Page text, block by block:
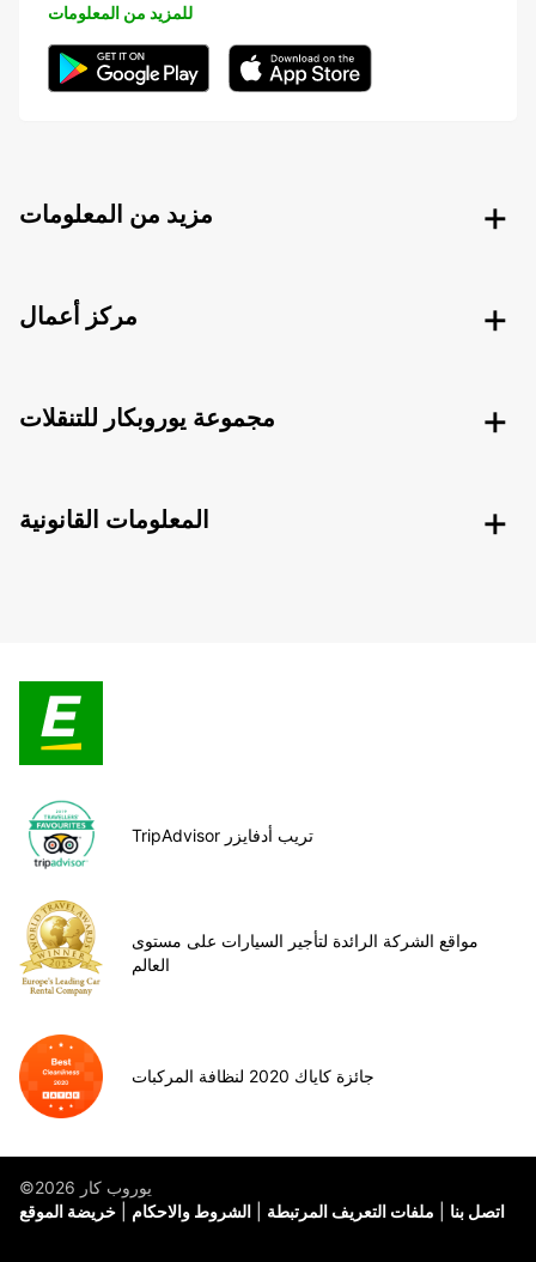
للمزيد من المعلومات
مزيد من المعلومات
مركز أعمال
مجموعة يوروبكار للتنقلات
المعلومات القانونية
TripAdvisor تريب أدفايزر
مواقع الشركة الرائدة لتأجير السيارات على مستوى
العالم
جائزة كاياك 2020 لنظافة المركبات
©يوروب كار 2026
خريضة الموقع
الشروط والاحكام ملفات التعريف المرتبطة اتصل بنا